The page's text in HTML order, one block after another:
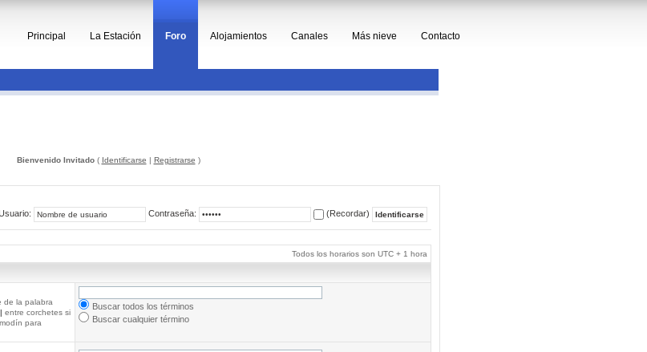
Principal La Estación Foro Alojamientos Canales Más nieve Contacto
Bienvenido Invitado( Identificarse | Registrarse )
Contraseña: (Recordar)
Todos los horarios son UTC + 1 hora
de la palabra
| entre corchetes si
para
Buscar todos los términos
Buscar cualquier término